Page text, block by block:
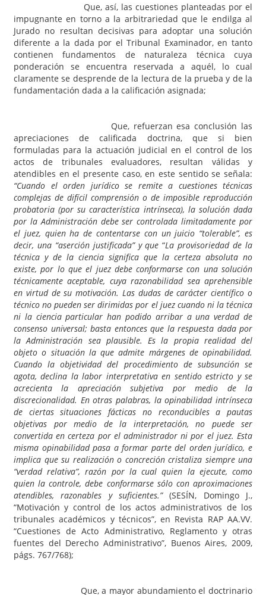
Que, así, las cuestiones planteadas por el
impugnante en torno a la arbitrariedad que le endilga al
Jurado no resultan decisivas para adoptar una solución
diferente a la dada por el Tribunal Examinador, en tanto
contienen fundamentos de naturaleza técnica cuya
ponderación se encuentra reservada a aquél, lo cual
claramente se desprende de la lectura de la prueba y de la
fundamentación dada a la calificación asignada;
Que, refuerzan esa conclusión las
apreciaciones de calificada doctrina, que si bien
formuladas para la actuación judicial en el control de los
actos de tribunales evaluadores, resultan válidas y
atendibles en el presente caso, en este sentido se señala:
“Cuando el orden jurídico se remite a cuestiones técnicas
complejas de difícil comprensión o de imposible reproducción
probatoria (por su característica intrínseca), la solución dada
por la Administración debe ser controlada limitadamente por
el juez, quien ha de contentarse con un juicio “tolerable”, es
decir, una “aserción justificada” y que “La provisoriedad de la
técnica y de la ciencia significa que la certeza absoluta no
existe, por lo que el juez debe conformarse con una solución
técnicamente aceptable, cuya razonabilidad sea aprehensible
en virtud de su motivación. Las dudas de carácter científico o
técnico no pueden ser dirimidas por el juez cuando ni la técnica
ni la ciencia particular han podido arribar a una verdad de
consenso universal; basta entonces que la respuesta dada por
la Administración sea plausible. Es la propia realidad del
objeto o situación la que admite márgenes de opinabilidad.
Cuando la objetividad del procedimiento de subsunción se
agota, declina la labor interpretativa en sentido estricto y se
acrecienta la apreciación subjetiva por medio de la
discrecionalidad. En otras palabras, la opinabilidad intrínseca
de ciertas situaciones fácticas no reconducibles a pautas
objetivas por medio de la interpretación, no puede ser
convertida en certeza por el administrador ni por el juez. Esta
misma opinabilidad pasa a formar parte del orden jurídico, e
implica que su realización o concreción cristaliza siempre una
“verdad relativa”, razón por la cual quien la ejecute, como
quien la controle, debe conformarse sólo con aproximaciones
atendibles, razonables y suficientes.”(SESÍN, Domingo J.,
“Motivación y control de los actos administrativos de los
tribunales académicos y técnicos”, en Revista RAP AA.VV.
“Cuestiones de Acto Administrativo, Reglamento y otras
fuentes del Derecho Administrativo”, Buenos Aires, 2009,
págs. 767/768);
Que, a mayor abundamiento el doctrinario